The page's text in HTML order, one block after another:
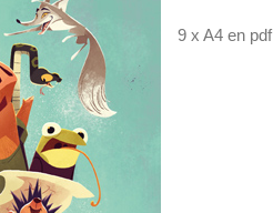
9 x A4 en pdf